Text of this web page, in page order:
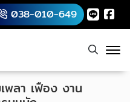
038-010-649
พลา เฟือง งาน